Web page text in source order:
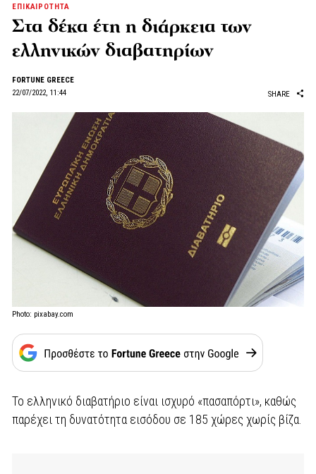
ΕΠΙΚΑΙΡΟΤΗΤΑ
Στα δέκα έτη η διάρκεια των
ελληνικών διαβατηρίων
FORTUNE GREECE
22/07/2022, 11:44
SHARE
Photo: pixabay.com
Το ελληνικό διαβατήριο είναι ισχυρό «πασαπόρτι», καθώς
παρέχει τη δυνατότητα εισόδου σε 185 χώρες χωρίς βίζα.